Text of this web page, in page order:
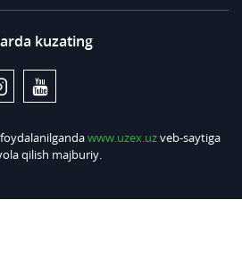
kuzating
www.uzex.uzveb-saytiga
qilish majburiy.